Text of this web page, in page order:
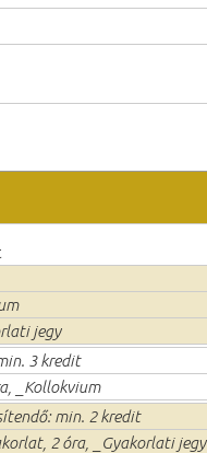
jegy
3 kredit
_Kollokvium
min. 2 kredit
2 óra, _Gyakorlati jegy